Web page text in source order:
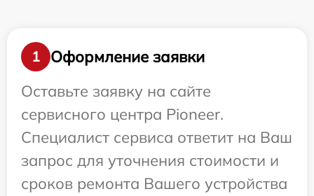
1
Оформление заявки
Оставьте заявку на сайте
сервисного центра Pioneer.
Специалист сервиса ответит на Ваш
запрос для уточнения стоимости и
сроков ремонта Вашего устройства